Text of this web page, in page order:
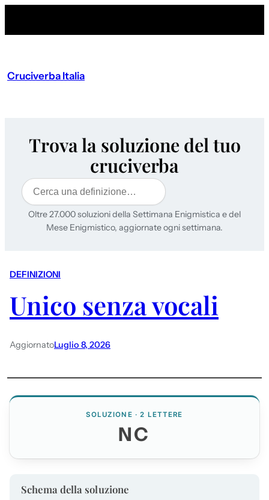
Cruciverba Italia
Trova la soluzione del tuo
cruciverba
Cerca
Oltre 27.000 soluzioni della Settimana Enigmistica e del
Mese Enigmistico, aggiornate ogni settimana.
DEFINIZIONI
Unico senza vocali
AggiornatoLuglio 8, 2026
SOLUZIONE · 2 LETTERE
NC
Schema della soluzione